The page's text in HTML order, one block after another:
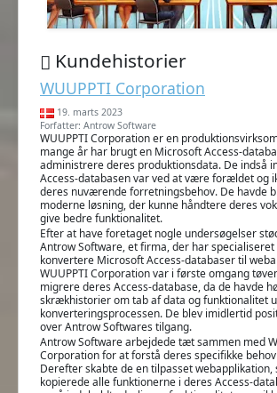
Kundehistorier
WUUPPTI Corporation
19. marts 2023
Forfatter: Antrow Software
WUUPPTI Corporation er en
mange år har brugt en Microsoft Access-
administrere deres produktionsdata. De indså
Access-databasen var ved at være forældet og
deres nuværende forretningsbehov. De havde
moderne løsning, der kunne håndtere deres
give bedre funktionalitet.
Efter at have foretaget nogle undersøgelser
Antrow Software, et firma, der har specialiseret
konvertere Microsoft Access-databaser til
WUUPPTI Corporation var i første omgang
migrere deres Access-database, da de havde
skrækhistorier om tab af data og funktionalitet
konverteringsprocessen. De blev imidlertid
over Antrow Softwares tilgang.
Antrow Software arbejdede tæt sammen med
Corporation for at forstå deres specifikke
Derefter skabte de en tilpasset webapplikation,
kopierede alle funktionerne i deres Access-